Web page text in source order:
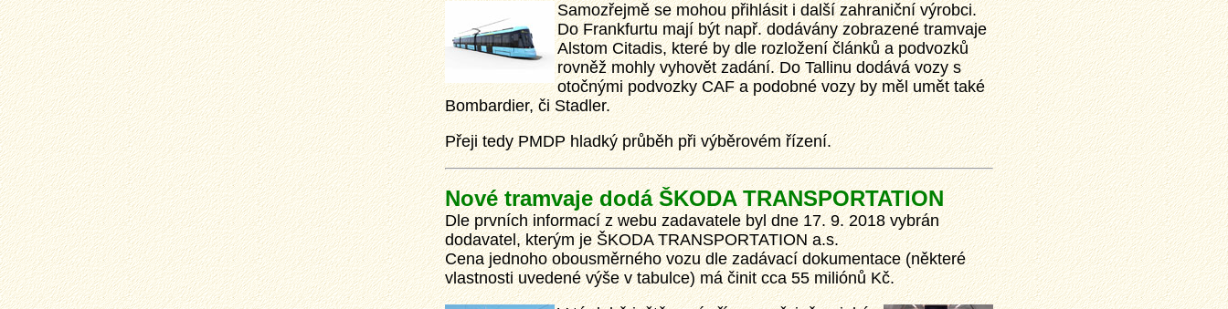
Samozřejmě se mohou přihlásit i další zahraniční výrobci.
Do Frankfurtu mají být např. dodávány zobrazené tramvaje
Alstom Citadis, které by dle rozložení článků a podvozků
rovněž mohly vyhovět zadání. Do Tallinu dodává vozy s
otočnými podvozky CAF a podobné vozy by měl umět také
Bombardier, či Stadler.
Přeji tedy PMDP hladký průběh při výběrovém řízení.
Nové tramvaje dodá ŠKODA TRANSPORTATION
Dle prvních informací z webu zadavatele byl dne 17. 9. 2018 vybrán
dodavatel, kterým je ŠKODA TRANSPORTATION a.s.
Cena jednoho obousměrného vozu dle zadávací dokumentace (některé
vlastnosti uvedené výše v tabulce) má činit cca 55 miliónů Kč.